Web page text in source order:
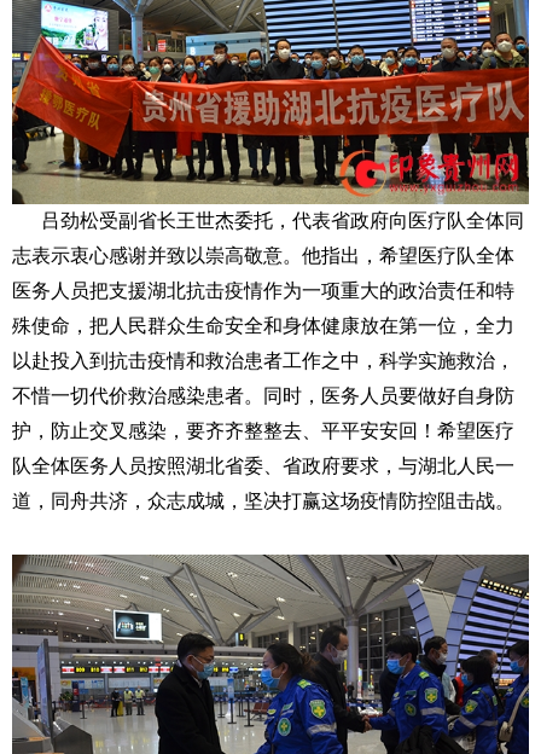
吕劲松受副省长王世杰委托，代表省政府向医疗队全体同
志表示衷心感谢并致以崇高敬意。他指出，希望医疗队全体
医务人员把支援湖北抗击疫情作为一项重大的政治责任和特
殊使命，把人民群众生命安全和身体健康放在第一位，全力
以赴投入到抗击疫情和救治患者工作之中，科学实施救治，
不惜一切代价救治感染患者。同时，医务人员要做好自身防
护，防止交叉感染，要齐齐整整去、平平安安回！希望医疗
队全体医务人员按照湖北省委、省政府要求，与湖北人民一
道，同舟共济，众志成城，坚决打赢这场疫情防控阻击战。